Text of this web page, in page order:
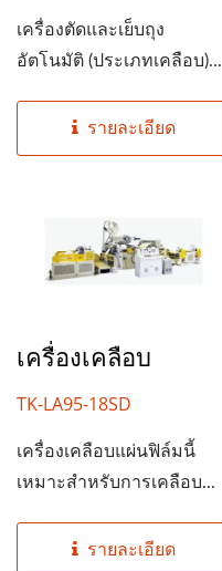
เครื่องตัดและเย็บถุง
อัตโนมัติ (ประเภทเคลือบ)...
รายละเอียด
เครื่องเคลือบ
TK-LA95-18SD
เครื่องเคลือบแผ่นฟิล์มนี้
เหมาะสำหรับการเคลือบ...
รายละเอียด